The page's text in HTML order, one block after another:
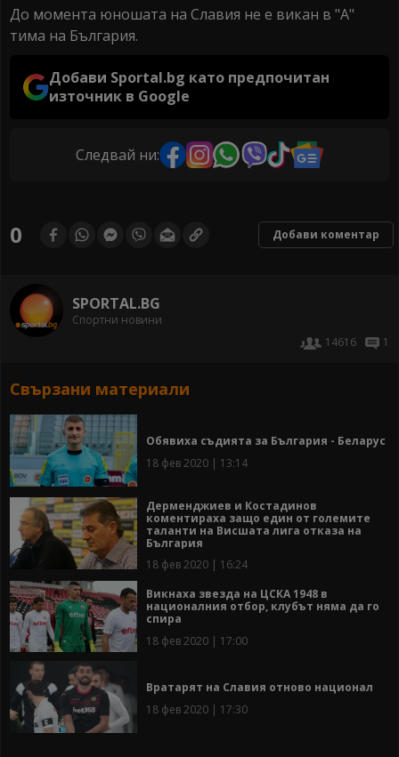
До момента юношата на Славия не е викан в "А"
тима на България.
Добави Sportal.bg като предпочитан
източник в Google
Следвай ни:
0 Добави коментар
SPORTAL.BG
Спортни новини
14616
1
Свързани материали
Обявиха съдията за България - Беларус
18 фев 2020 | 13:14
Дерменджиев и Костадинов
коментираха защо един от големите
таланти на Висшата лига отказа на
България
18 фев 2020 | 16:24
Викнаха звезда на ЦСКА 1948 в
националния отбор, клубът няма да го
спира
18 фев 2020 | 17:00
Вратарят на Славия отново национал
18 фев 2020 | 17:30